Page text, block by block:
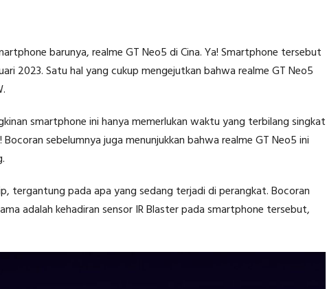
barunya, realme GT Neo5 di Cina. Ya! Smartphone tersebut
2023. Satu hal yang cukup mengejutkan bahwa realme GT Neo5
smartphone ini hanya memerlukan waktu yang terbilang singkat
sebelumnya juga menunjukkan bahwa realme GT Neo5 ini
tergantung pada apa yang sedang terjadi di perangkat. Bocoran
adalah kehadiran sensor IR Blaster pada smartphone tersebut,